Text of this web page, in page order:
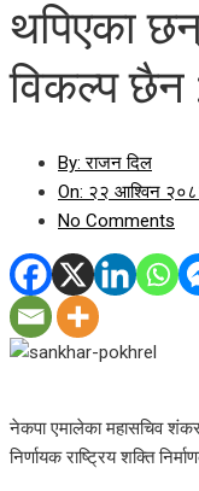
थपिएका
विकल्प
By: राजन दिल
On: २२ आश्विन
No Comments
नेकपा एमालेका महासचिव
निर्णायक राष्ट्रिय शक्ति